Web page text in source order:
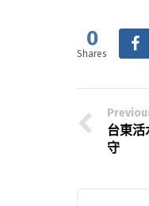
0
Shares
台東
守